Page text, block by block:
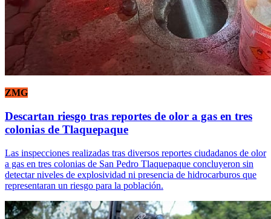
ZMG
Descartan riesgo tras reportes de olor a gas en tres
colonias de Tlaquepaque
Las inspecciones realizadas tras diversos reportes ciudadanos de olor
a gas en tres colonias de San Pedro Tlaquepaque concluyeron sin
detectar niveles de explosividad ni presencia de hidrocarburos que
representaran un riesgo para la población.